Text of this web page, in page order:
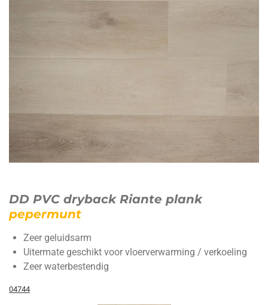
DD PVC dryback Riante plank
pepermunt
Zeer geluidsarm
Uitermate geschikt voor vloerverwarming / verkoeling
Zeer waterbestendig
04744